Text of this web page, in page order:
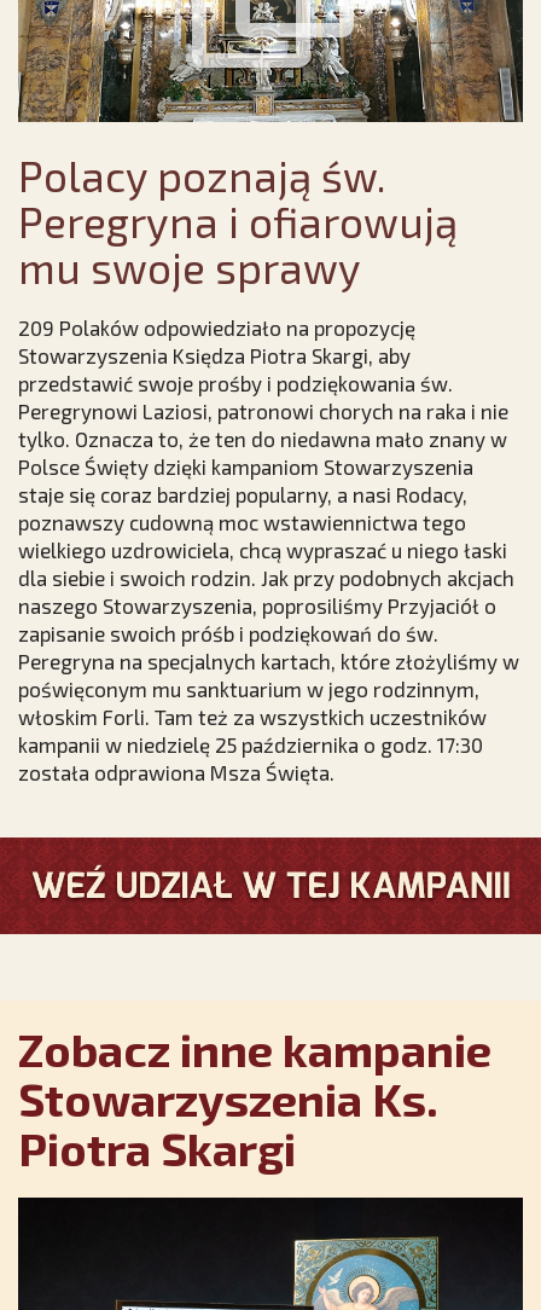
Polacy poznają św.
Peregryna i ofiarowują
mu swoje sprawy
209 Polaków odpowiedziało na propozycję
Stowarzyszenia Księdza Piotra Skargi, aby
przedstawić swoje prośby i podziękowania św.
Peregrynowi Laziosi, patronowi chorych na raka i nie
tylko. Oznacza to, że ten do niedawna mało znany w
Polsce Święty dzięki kampaniom Stowarzyszenia
staje się coraz bardziej popularny, a nasi Rodacy,
poznawszy cudowną moc wstawiennictwa tego
wielkiego uzdrowiciela, chcą wypraszać u niego łaski
dla siebie i swoich rodzin. Jak przy podobnych akcjach
naszego Stowarzyszenia, poprosiliśmy Przyjaciół o
zapisanie swoich próśb i podziękowań do św.
Peregryna na specjalnych kartach, które złożyliśmy w
poświęconym mu sanktuarium w jego rodzinnym,
włoskim Forli. Tam też za wszystkich uczestników
kampanii w niedzielę 25 października o godz. 17:30
została odprawiona Msza Święta.
Zobacz inne kampanie
Stowarzyszenia Ks.
Piotra Skargi